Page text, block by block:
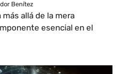
Benítez
más allá de la mera
esencial en el